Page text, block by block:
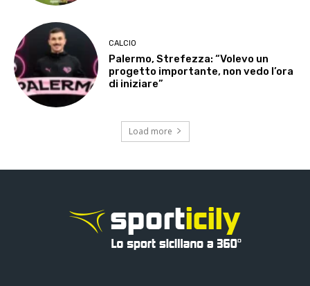
CALCIO
Palermo, Strefezza: “Volevo un
progetto importante, non vedo l’ora
di iniziare”
Load more